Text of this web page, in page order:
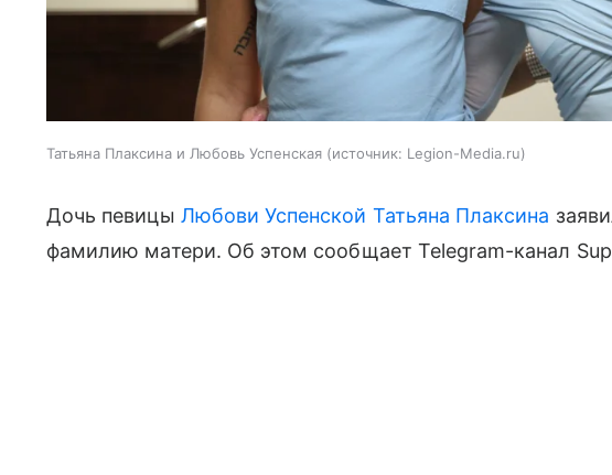
Татьяна Плаксина и Любовь Успенская источник: Legion-Media.ru
Дочь певицы Любови Успенской Татьяна Плаксина
фамилию матери. Об этом сообщает Telegram-канал